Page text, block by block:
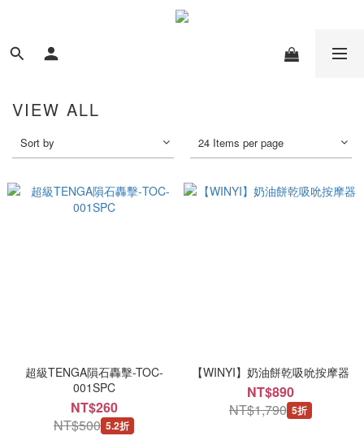
VIEW ALL
Sort by 24 Items per page
超級TENGA隕石轟擊-TOC-
001SPC
NT$260
NT$500 5.2折
【WINYI】奶油餅乾吸吮按摩器
NT$890
NT$1,790 5折